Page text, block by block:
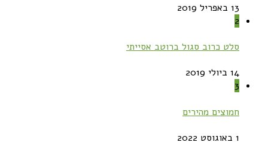
13 באפריל 2019
2
סלט כרוב סגול ברוטב אסייתי
14 ביולי 2019
3
חמוצים מהירים
1 באוגוסט 2022